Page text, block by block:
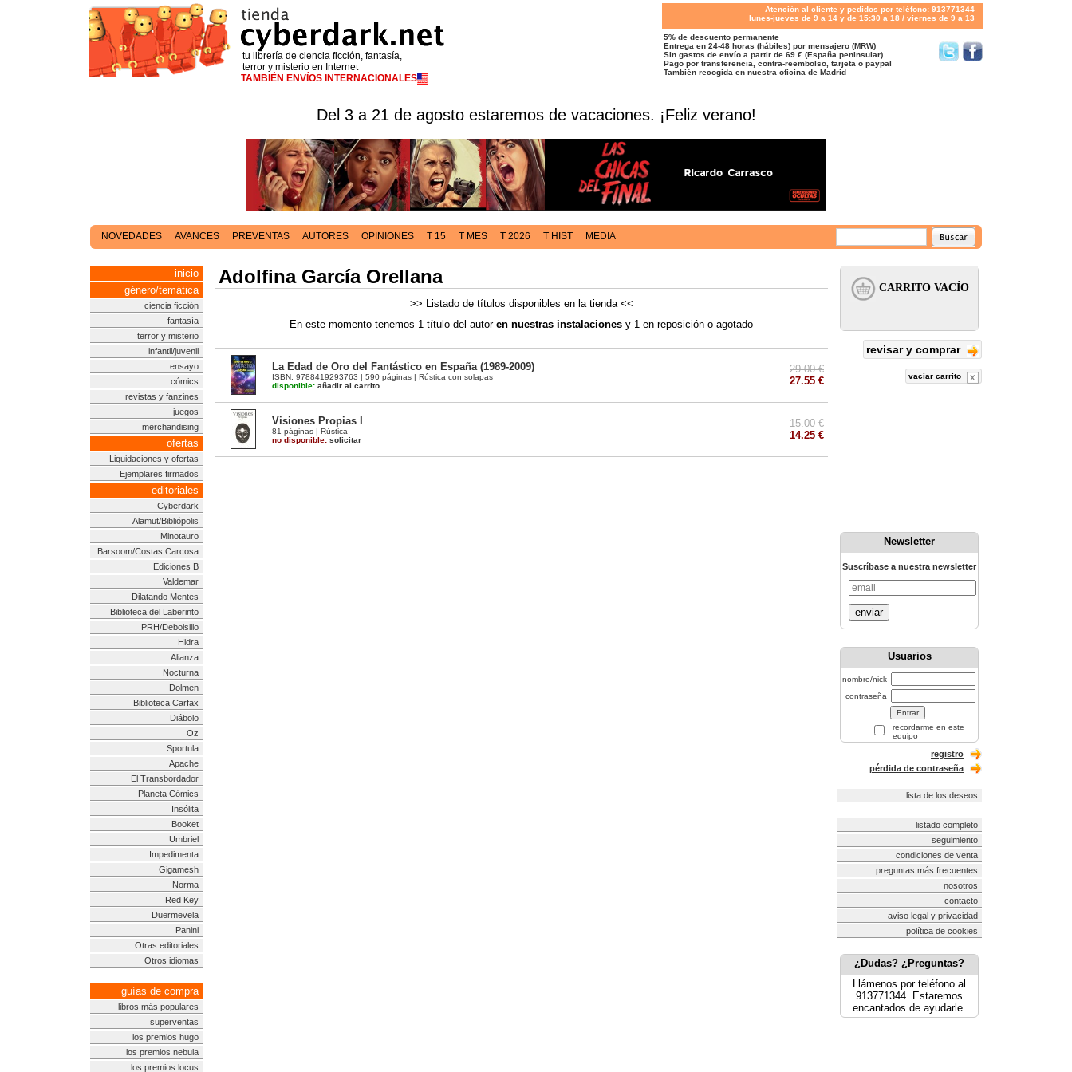
tu librería de ciencia ficción, fantasía,
terror y misterio en Internet
TAMBIÉN ENVÍOS INTERNACIONALES
Atención al cliente y pedidos por teléfono: 913771344
lunes-jueves de 9 a 14 y de 15:30 a 18 / viernes de 9 a 13
5% de descuento permanente
Entrega en 24-48 horas (hábiles) por mensajero (MRW)
Sin gastos de envío a partir de 69 € (España peninsular)
Pago por transferencia, contra-reembolso, tarjeta o paypal
También recogida en nuestra oficina de Madrid
Del 3 a 21 de agosto estaremos de vacaciones. ¡Feliz verano!
NOVEDADES AVANCES PREVENTAS AUTORES OPINIONES T 15 T MES T 2026 T HIST MEDIA
inicio
género/temática
ciencia ficción
fantasía
terror y misterio
infantil/juvenil
ensayo
cómics
revistas y fanzines
juegos
merchandising
ofertas
Liquidaciones y ofertas
Ejemplares firmados
editoriales
Cyberdark
Alamut/Bibliópolis
Minotauro
Barsoom/Costas Carcosa
Ediciones B
Valdemar
Dilatando Mentes
Biblioteca del Laberinto
PRH/Debolsillo
Hidra
Alianza
Nocturna
Dolmen
Biblioteca Carfax
Diábolo
Oz
Sportula
Apache
El Transbordador
Planeta Cómics
Insólita
Booket
Umbriel
Impedimenta
Gigamesh
Norma
Red Key
Duermevela
Panini
Otras editoriales
Otros idiomas
guías de compra
libros más populares
superventas
los premios hugo
los premios nebula
los premios locus
Adolfina García Orellana
>> Listado de títulos disponibles en la tienda <<
En este momento tenemos 1 título del autor en nuestras instalaciones y 1 en reposición o agotado
La Edad de Oro del Fantástico en España (1989-2009)
ISBN: 9788419293763 | 590 páginas | Rústica con solapas
disponible: añadir al carrito
29.00 €
27.55 €
Visiones Propias I
81 páginas | Rústica
no disponible: solicitar
15.00 €
14.25 €
revisar y comprar
vaciar carrito
Newsletter
Suscríbase a nuestra newsletter
enviar
Usuarios
nombre/nick
contraseña
recordarme en este
equipo
registro
pérdida de contraseña
lista de los deseos
listado completo
seguimiento
condiciones de venta
preguntas más frecuentes
nosotros
contacto
aviso legal y privacidad
política de cookies
¿Dudas? ¿Preguntas?
Llámenos por teléfono al
913771344. Estaremos
encantados de ayudarle.